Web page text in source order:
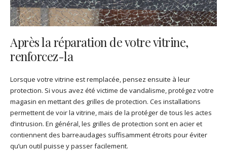
Après la réparation de votre vitrine,
renforcez-la
Lorsque votre vitrine est remplacée, pensez ensuite à leur
protection. Si vous avez été victime de vandalisme, protégez votre
magasin en mettant des grilles de protection. Ces installations
permettent de voir la vitrine, mais de la protéger de tous les actes
d’intrusion. En général, les grilles de protection sont en acier et
contiennent des barreaudages suffisamment étroits pour éviter
qu’un outil puisse y passer facilement.